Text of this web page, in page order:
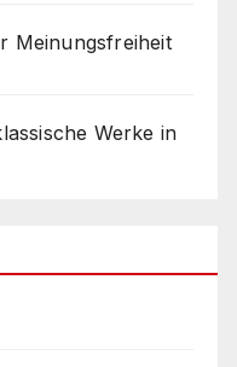
Meinungsfreiheit
Werke in